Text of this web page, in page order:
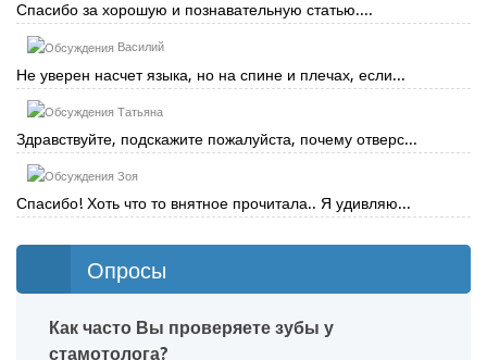
Спасибо за хорошую и познавательную статью....
Василий
Не уверен насчет языка, но на спине и плечах, если...
Татьяна
Здравствуйте, подскажите пожалуйста, почему отверс...
Зоя
Спасибо! Хоть что то внятное прочитала.. Я удивляю...
Опросы
Как часто Вы проверяете зубы у
стамотолога?